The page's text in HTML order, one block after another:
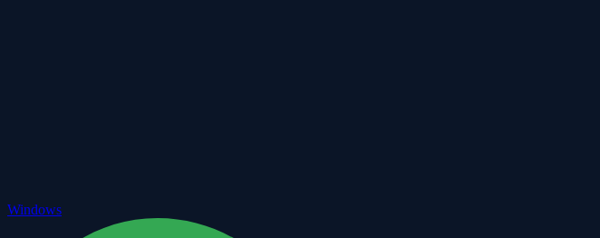
Windows